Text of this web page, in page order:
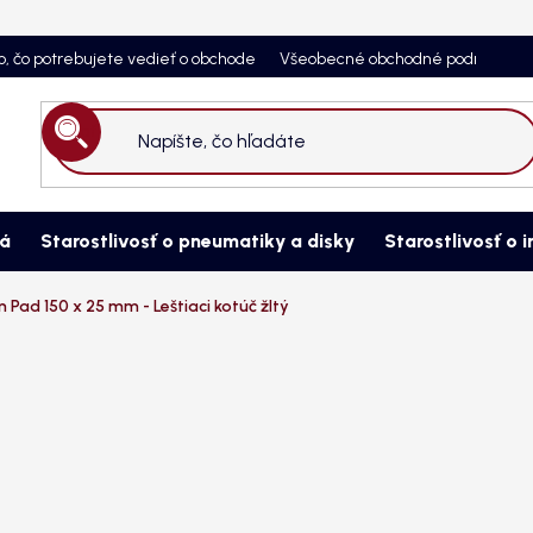
čo potrebujete vedieť o obchode Všeobecné obchodné podmienky
Hľadať
Starostlivosť o pneumatiky a disky Starostlivosť o
Pad 150 x 25 mm - Leštiaci kotúč žltý